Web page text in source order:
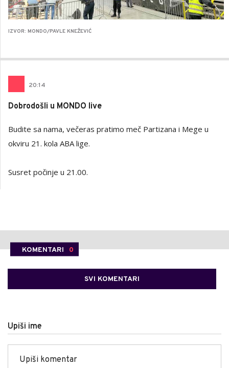
IZVOR: MONDO/PAVLE KNEŽEVIĆ
20:14
Dobrodošli u MONDO live
Budite sa nama, večeras pratimo meč Partizana i Mege u
okviru 21. kola ABA lige.
Susret počinje u 21.00.
KOMENTARI 0
SVI KOMENTARI
Upiši ime